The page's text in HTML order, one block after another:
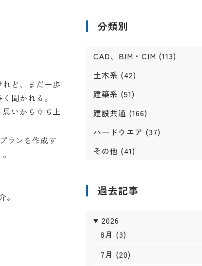
ど、まだ一歩
聞かれる。
いから立ち上
ランを作成す
分類別
CAD、BIM・CIM (113)
土木系 (42)
建築系 (51)
建設共通 (166)
ハードウエア (37)
その他 (41)
過去記事
2026
8月 (3)
7月 (20)